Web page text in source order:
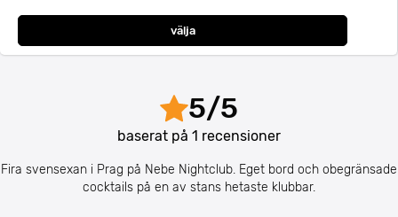
välja
5/5
baserat på 1 recensioner
Fira svensexan i Prag på Nebe Nightclub. Eget bord och obegränsade
cocktails på en av stans hetaste klubbar.